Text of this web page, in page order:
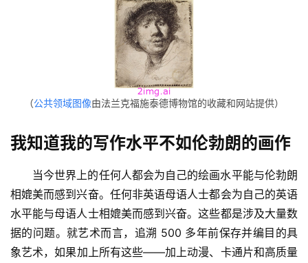
（公共领域图像由法兰克福施泰德博物馆的收藏和网站提供）
我知道我的写作水平不如伦勃朗的画作
当今世界上的任何人都会为自己的绘画水平能与伦勃朗
相媲美而感到兴奋。任何非英语母语人士都会为自己的英语
水平能与母语人士相媲美而感到兴奋。这些都是涉及大量数
据的问题。就艺术而言，追溯 500 多年前保存并编目的具
象艺术，如果加上所有这些——加上动漫、卡通片和高质量